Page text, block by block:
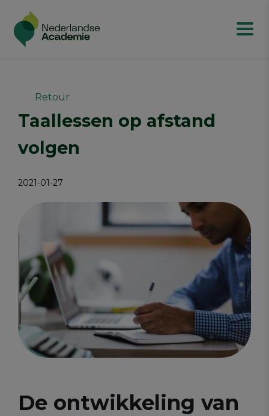
Retour
Taallessen op afstand
volgen
2021-01-27
De ontwikkeling van